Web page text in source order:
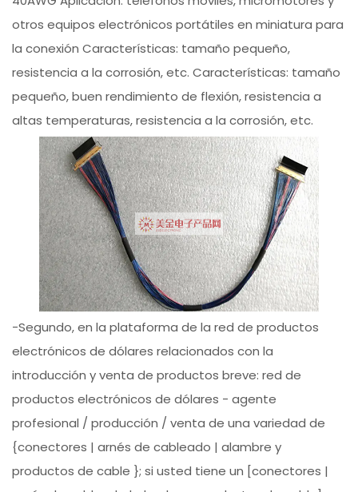
otros equipos electrónicos portátiles en miniatura para
la conexión Características: tamaño pequeño,
resistencia a la corrosión, etc. Características: tamaño
pequeño, buen rendimiento de flexión, resistencia a
altas temperaturas, resistencia a la corrosión, etc.
-Segundo, en la plataforma de la red de productos
electrónicos de dólares relacionados con la
introducción y venta de productos breve: red de
productos electrónicos de dólares - agente
profesional / producción / venta de una variedad de
{conectores | arnés de cableado | alambre y
productos de cable }; si usted tiene un [conectores |